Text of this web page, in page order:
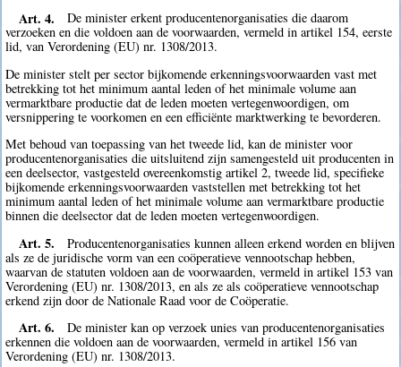
Art. 4.
De minister erkent producentenorganisaties die daarom
verzoeken en die voldoen aan de voorwaarden, vermeld in artikel 154, eerste
lid, van Verordening (EU) nr. 1308/2013.
De minister stelt per sector bijkomende erkenningsvoorwaarden vast met
betrekking tot het minimum aantal leden of het minimale volume aan
vermarktbare productie dat de leden moeten vertegenwoordigen, om
versnippering te voorkomen en een efficiënte marktwerking te bevorderen.
Met behoud van toepassing van het tweede lid, kan de minister voor
producentenorganisaties die uitsluitend zijn samengesteld uit producenten in
een deelsector, vastgesteld overeenkomstig artikel 2, tweede lid, specifieke
bijkomende erkenningsvoorwaarden vaststellen met betrekking tot het
minimum aantal leden of het minimale volume aan vermarktbare productie
binnen die deelsector dat de leden moeten vertegenwoordigen.
Art. 5.
Producentenorganisaties kunnen alleen erkend worden en blijven
als ze de juridische vorm van een coöperatieve vennootschap hebben,
waarvan de statuten voldoen aan de voorwaarden, vermeld in artikel 153 van
Verordening (EU) nr. 1308/2013, en als ze als coöperatieve vennootschap
erkend zijn door de Nationale Raad voor de Coöperatie.
Art. 6.
De minister kan op verzoek unies van producentenorganisaties
erkennen die voldoen aan de voorwaarden, vermeld in artikel 156 van
Verordening (EU) nr. 1308/2013.